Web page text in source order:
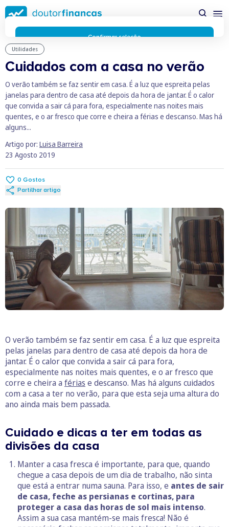
Saltar
para
conteúdo
principal
Utilidades
Cuidados com a casa no verão
O verão também se faz sentir em casa. É a luz que espreita pelas
janelas para dentro de casa até depois da hora de jantar. É o calor
que convida a sair cá para fora, especialmente nas noites mais
quentes, e o ar fresco que corre e cheira a férias e descanso. Mas há
alguns...
Artigo por: Luisa Barreira
23 Agosto 2019
0 Gostos
Partilhar artigo
O verão também se faz sentir em casa. É a luz que espreita
pelas janelas para dentro de casa até depois da hora de
jantar. É o calor que convida a sair cá para fora,
especialmente nas noites mais quentes, e o ar fresco que
corre e cheira a férias e descanso. Mas há alguns cuidados
com a casa a ter no verão, para que esta seja uma altura do
ano ainda mais bem passada.
Cuidado e dicas a ter em todas as
divisões da casa
Manter a casa fresca é importante, para que, quando
chegue a casa depois de um dia de trabalho, não sinta
que está a entrar numa sauna. Para isso, e antes de sair
de casa, feche as persianas e cortinas, para
proteger a casa das horas de sol mais intenso.
Assim a sua casa mantém-se mais fresca! Não é
possível enquanto utilizador do portal Doutor Finanças e
personalizar conteúdos e anúncios.
Saiba mais sobre as
funcionalidades dos cookiesaqui.
Respeitamos a sua privacidade e estamos comprometidos com
a transparência no uso de cookies no nosso website. Não
recolhemos, processamos ou armazenamos quaisquer dados
pessoais através de cookies durante a navegação normal no
nosso website.
Os cookies utilizados no nosso website são limitados a cookies
essenciais e funcionais que melhoram o desempenho do site e
a experiência do utilizador. Estes cookies não contêm
informações pessoalmente identificáveis e não rastreiam a
O business.safety.google usa cookies da Google para oferecer
os respetivos serviços, melhorar a qualidade destes e analisar
Cookies estritamente necessários
Cookies para marketing e personalização
Cookies
Confirmar seleção